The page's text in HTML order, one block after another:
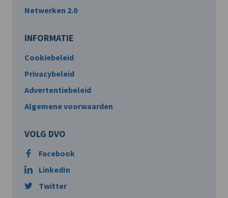
Netwerken 2.0
INFORMATIE
Cookiebeleid
Privacybeleid
Advertentiebeleid
Algemene voorwaarden
VOLG DVO
Facebook
LinkedIn
Twitter